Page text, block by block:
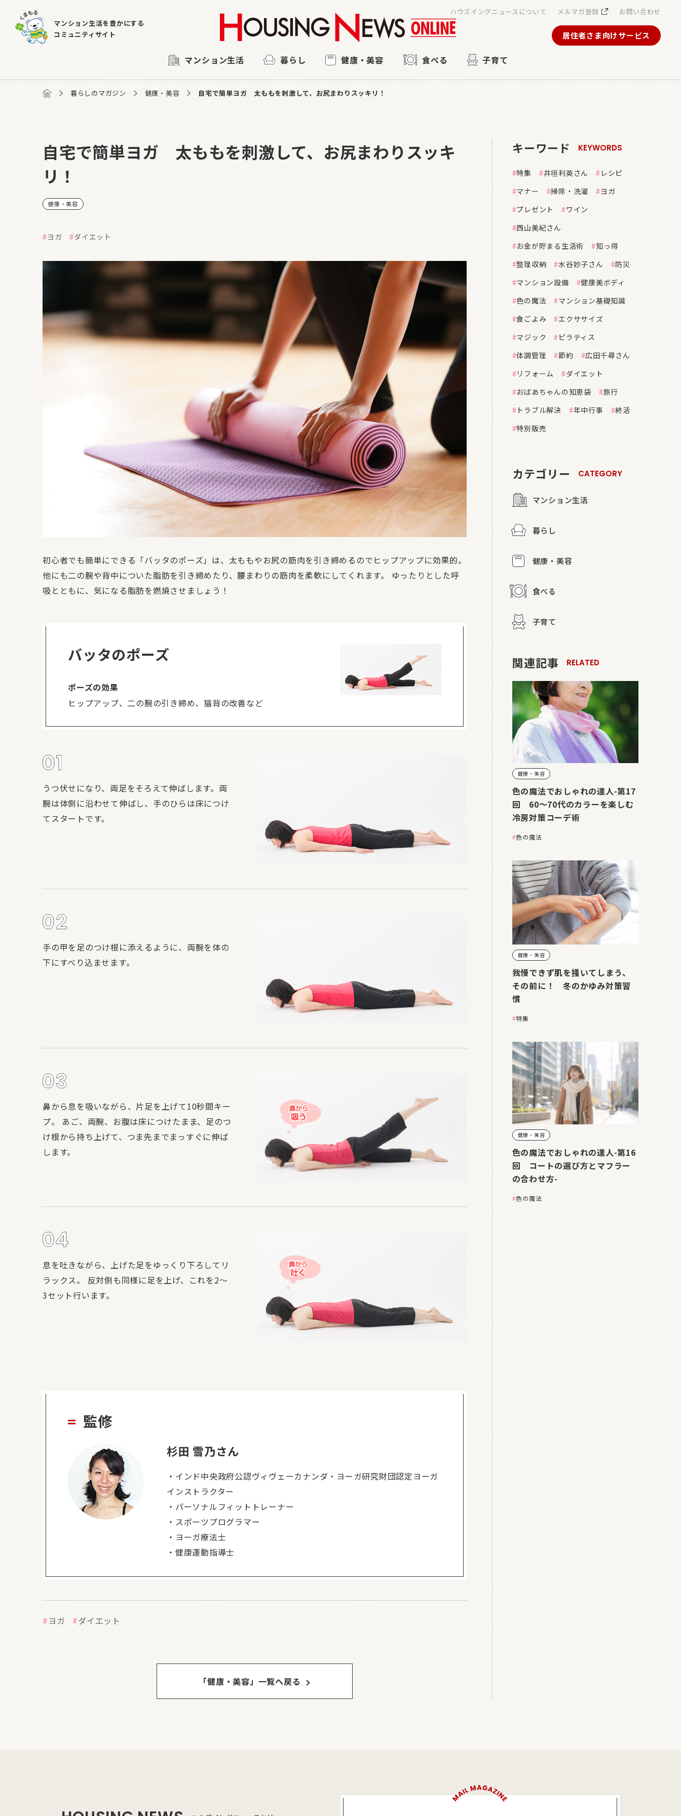
マンション生活を豊かにする
コミュニティサイト
マンション生活 暮らし 健康・美容 食べる 子育て
ハウズイングニュースについて メルマガ登録 お問い合わせ
居住者さま向けサービス
暮らしのマガジン 健康・美容 自宅で簡単ヨガ 太ももを刺激して、お尻まわりスッキリ！
自宅で簡単ヨガ 太ももを刺激して、お尻まわりスッキ
リ！
健康・美容
ヨガ ダイエット
初心者でも簡単にできる「バッタのポーズ」は、太ももやお尻の筋肉を引き締めるのでヒップアップに効果的。
他にも二の腕や背中についた脂肪を引き締めたり、腰まわりの筋肉を柔軟にしてくれます。 ゆったりとした呼
吸とともに、気になる脂肪を燃焼させましょう！
バッタのポーズ
ポーズの効果
ヒップアップ、二の腕の引き締め、猫背の改善など
うつ伏せになり、両足をそろえて伸ばします。両
腕は体側に沿わせて伸ばし、手のひらは床につけ
てスタートです。
手の甲を足のつけ根に添えるように、両腕を体の
下にすべり込ませます。
鼻から息を吸いながら、片足を上げて10秒間キー
プ。 あご、両腕、お腹は床につけたまま、足のつ
け根から持ち上げて、つま先までまっすぐに伸ば
します。
息を吐きながら、上げた足をゆっくり下ろしてリ
ラックス。 反対側も同様に足を上げ、これを2～
3セット行います。
監修
杉田 雪乃さん
・インド中央政府公認ヴィヴェーカナンダ・ヨーガ研究財団認定ヨーガ
インストラクター
・パーソナルフィットトレーナー
・スポーツプログラマー
・ヨーガ療法士
・健康運動指導士
ヨガ ダイエット
「健康・美容」⼀覧へ戻る
キーワード KEYWORDS
特集 井垣利英さん
レシピ
マナー
掃除・洗濯
ヨガ
プレゼント
ワイン
西山美紀さん
お金が貯まる生活術
知っ得
整理収納
水谷妙子さん
防災
マンション設備
健康美ボディ
色の魔法
マンション基礎知識
食ごよみ
エクササイズ
マジック
ピラティス
体調管理
節約
広田千尋さん
リフォーム
ダイエット
おばあちゃんの知恵袋
旅行
トラブル解決
年中行事
終活
特別販売
カテゴリー CATEGORY
マンション生活
暮らし
健康・美容
食べる
子育て
関連記事 RELATED
健康・美容
色の魔法でおしゃれの達人-第17
回 60～70代のカラーを楽しむ
冷房対策コーデ術
色の魔法
健康・美容
我慢できず肌を掻いてしまう、
その前に！ 冬のかゆみ対策習
慣
特集
健康・美容
色の魔法でおしゃれの達人-第16
回 コートの選び方とマフラー
の合わせ方-
色の魔法